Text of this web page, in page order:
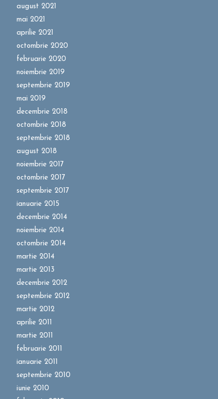
august 2021
mai 2021
aprilie 2021
octombrie 2020
februarie 2020
noiembrie 2019
septembrie 2019
mai 2019
decembrie 2018
octombrie 2018
septembrie 2018
august 2018
noiembrie 2017
octombrie 2017
septembrie 2017
ianuarie 2015
decembrie 2014
noiembrie 2014
octombrie 2014
martie 2014
martie 2013
decembrie 2012
septembrie 2012
martie 2012
aprilie 2011
martie 2011
februarie 2011
ianuarie 2011
septembrie 2010
iunie 2010